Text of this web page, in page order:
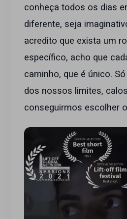
conheça todos os dias
diferente, seja
acredito que exista um
específico, acho que
caminho, que é único.
dos nossos limites,
conseguirmos escolher